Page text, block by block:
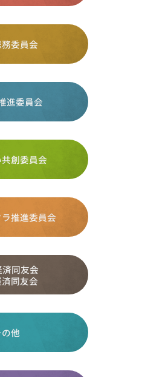
委員会
進委員会
創委員会
推進委員会
同友会
同友会
他